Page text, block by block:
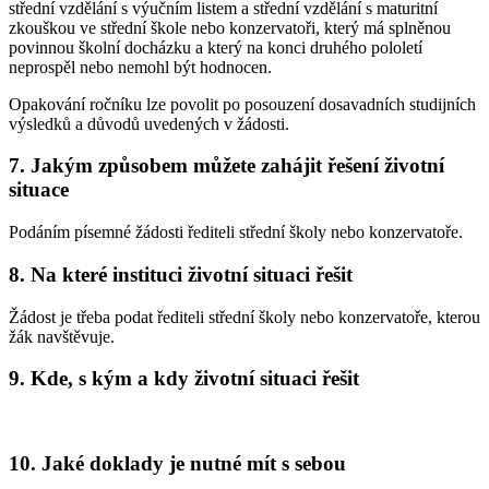
střední vzdělání s výučním listem a střední vzdělání s maturitní
zkouškou ve střední škole nebo konzervatoři, který má splněnou
povinnou školní docházku a který na konci druhého pololetí
neprospěl nebo nemohl být hodnocen.
Opakování ročníku lze povolit po posouzení dosavadních studijních
výsledků a důvodů uvedených v žádosti.
7. Jakým způsobem můžete zahájit řešení životní
situace
Podáním písemné žádosti řediteli střední školy nebo konzervatoře.
8. Na které instituci životní situaci řešit
Žádost je třeba podat řediteli střední školy nebo konzervatoře, kterou
žák navštěvuje.
9. Kde, s kým a kdy životní situaci řešit
10. Jaké doklady je nutné mít s sebou